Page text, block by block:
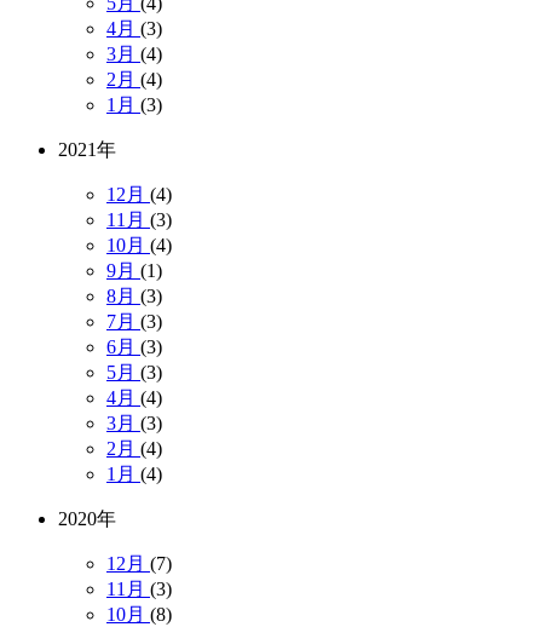
4月 (3)
3月 (4)
2月 (4)
1月 (3)
2021年
12月 (4)
11月 (3)
10月 (4)
9月 (1)
8月 (3)
7月 (3)
6月 (3)
5月 (3)
4月 (4)
3月 (3)
2月 (4)
1月 (4)
2020年
12月 (7)
11月 (3)
10月 (8)